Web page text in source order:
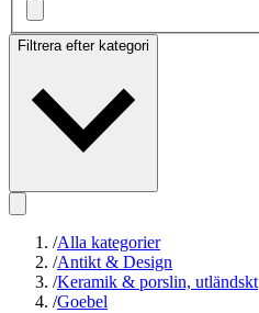
Filtrera efter kategori
/Alla kategorier
/Antikt & Design
/Keramik & porslin, utländskt
/Goebel